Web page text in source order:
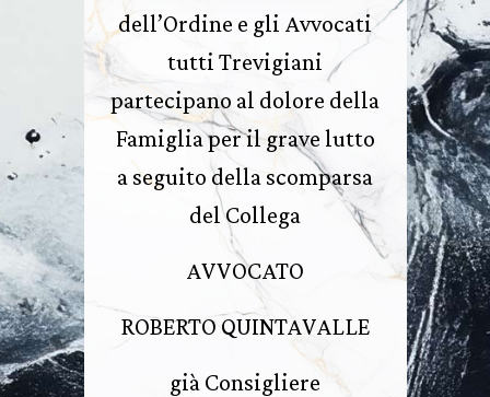
dell’Ordine e gli Avvocati
tutti Trevigiani
partecipano al dolore della
Famiglia per il grave lutto
a seguito della scomparsa
del Collega
AVVOCATO
ROBERTO QUINTAVALLE
già Consigliere